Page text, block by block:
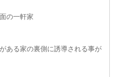
の一軒家
ある家の裏側に誘導される事が